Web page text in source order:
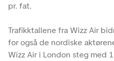
pr. fat.
Trafikktallene fra Wizz Air
for også de nordiske
Wizz Air i London steg med